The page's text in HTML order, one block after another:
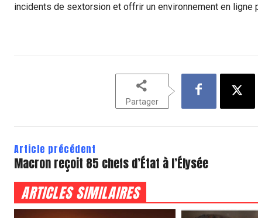
incidents de sextorsion et offrir un environnement en
Partager
Article précédent
Macron reçoit 85 chefs d’État à l’Élysée
ARTICLES SIMILAIRES